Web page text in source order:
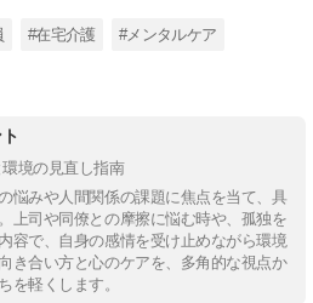
#在宅介護 #メンタルケア
境の見直し指南
悩みや人間関係の課題に焦点を当て、具
上司や同僚との摩擦に悩む時や、孤独を
容で、自身の感情を受け止めながら環境
き合い方と心のケアを、多角的な視点か
を軽くします。